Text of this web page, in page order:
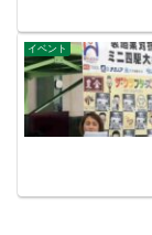
イベント